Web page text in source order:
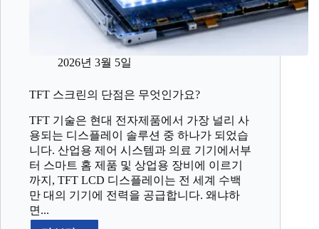
2026년 3월 5일
TFT 스크린의 단점은 무엇인가요?
TFT 기술은 현대 전자제품에서 가장 널리 사
용되는 디스플레이 솔루션 중 하나가 되었습
니다. 산업용 제어 시스템과 의료 기기에서부
터 스마트 홈 제품 및 상업용 장비에 이르기
까지, TFT LCD 디스플레이는 전 세계 수백
만 대의 기기에 전력을 공급합니다. 왜냐하
면...